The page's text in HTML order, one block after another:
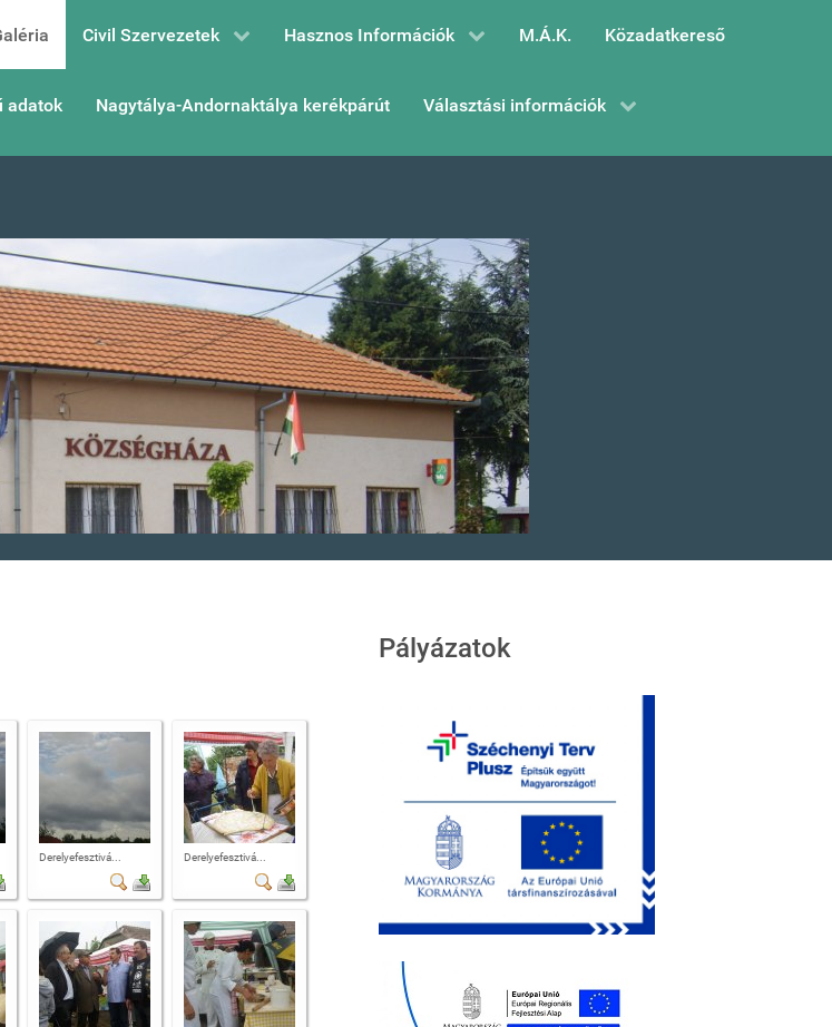
Civil Szervezetek Hasznos Információk M.Á.K. Közadatkereső
adatok Nagytálya-Andornaktálya kerékpárút Választási információk
Derelyefesztivá... Derelyefesztivá...
Pályázatok